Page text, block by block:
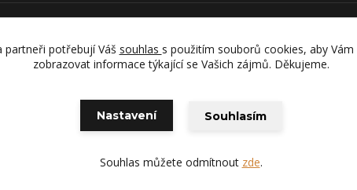
partneři potřebují Váš souhlas s použitím souborů cookies, aby
zobrazovat informace týkající se Vašich zájmů. Děkujeme.
Nastavení Souhlasím
Souhlas můžete odmítnout zde.